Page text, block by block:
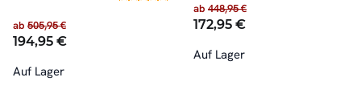
ab 505,95 €
194,95 €
Auf Lager
ab 448,95 €
172,95 €
Auf Lager